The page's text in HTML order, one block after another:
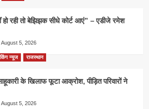
हो रही तो बेझिझक सीधे कोर्ट आएं” – एडीजे रमेश
August 5, 2026
न्यूज राजस्थान
के खिलाफ फूटा आक्रोश, पीड़ित परिवारों ने
August 5, 2026